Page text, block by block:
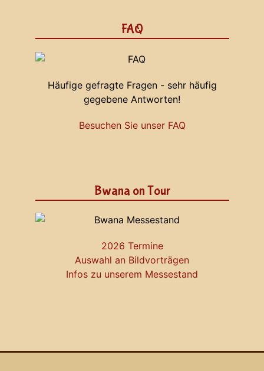
FAQ
Häufige gefragte Fragen - sehr häufig
gegebene Antworten!
Besuchen Sie unser FAQ
Bwana on Tour
2026 Termine
Auswahl an Bildvorträgen
Infos zu unserem Messestand